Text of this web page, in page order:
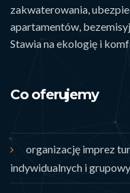
zakwaterowania,
apartamentów,
Stawia na ekologię i
Co oferujemy
organizację imprez
indywidualnych i